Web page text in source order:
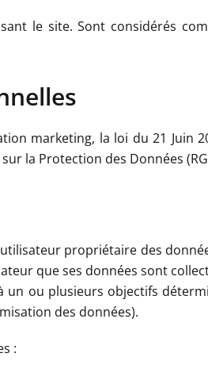
le site. Sont considérés
marketing, la loi du 21 Juin
la Protection des Données
propriétaire des
que ses données sont
ou plusieurs objectifs
des données).
: